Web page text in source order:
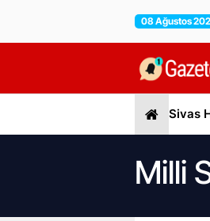
08 Ağustos
Sivas
Milli